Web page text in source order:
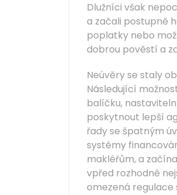
Dlužníci však
a začali postupně
poplatky nebo
dobrou pověstí a
Neúvěry se staly
Následující
balíčku,
poskytnout lepší
řady se špatným
systémy
makléřům, a
vpřed rozhodně
omezená